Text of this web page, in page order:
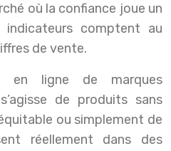
où la confiance joue un
indicateurs comptent au
de vente.
en ligne de marques
de produits sans
ou simplement de
réellement dans des